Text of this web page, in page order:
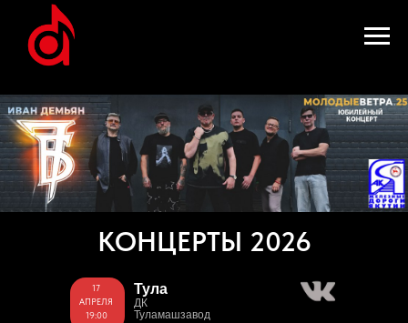
КОНЦЕРТЫ 2026
ДК
Туламашзавод
Тула
17
АПРЕЛЯ
19:00